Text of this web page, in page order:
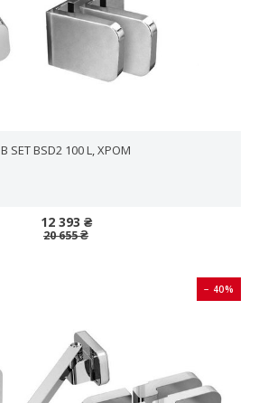
B SET BSD2 100 L, ХРОМ
12 393 ₴
20 655 ₴
− 40%